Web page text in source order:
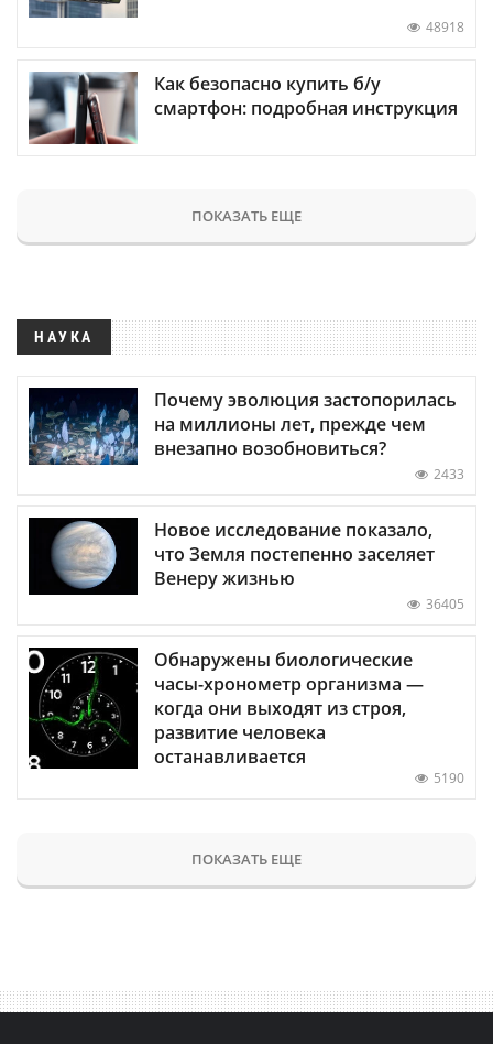
48918
Как безопасно купить б/у
смартфон: подробная инструкция
ПОКАЗАТЬ ЕЩЕ
НАУКА
Почему эволюция застопорилась
на миллионы лет, прежде чем
внезапно возобновиться?
2433
Новое исследование показало,
что Земля постепенно заселяет
Венеру жизнью
36405
Обнаружены биологические
часы-хронометр организма —
когда они выходят из строя,
развитие человека
останавливается
5190
ПОКАЗАТЬ ЕЩЕ